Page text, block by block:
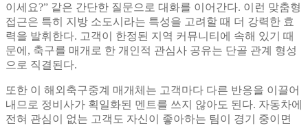
이세요?” 같은 간단한 질문으로 대화를 이어간다. 이런 맞춤형
접근은 특히 지방 소도시라는 특성을 고려할 때 더 강력한 효
력을 발휘한다. 고객이 한정된 지역 커뮤니티에 속해 있기 때
문에, 축구를 매개로 한 개인적 관심사 공유는 단골 관계 형성
으로 직결된다.
또한 이 해외축구중계 매개체는 고객마다 다른 반응을 이끌어
내므로 정비사가 획일화된 멘트를 쓰지 않아도 된다. 자동차에
전혀 관심이 없는 고객도 자신이 좋아하는 팀이 경기 중이면